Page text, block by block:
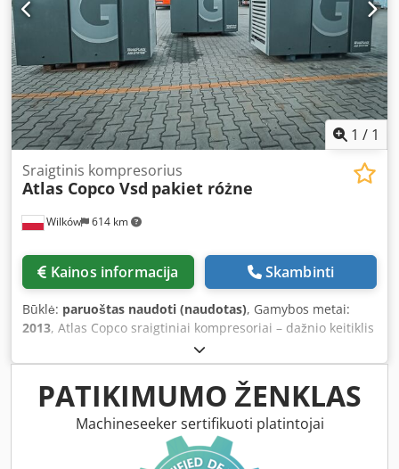
1 / 1
Wilków 614 km
Sraigtinis kompresorius
Atlas Copco Vsd pakiet różne
Kainos informacija Skambinti
Būklė: paruoštas naudoti (naudotas), Gamybos metai:
2013, Atlas Copco sraigtiniai kompresoriai – dažnio keitiklis
PATIKIMUMO ŽENKLAS
Machineseeker sertifikuoti platintojai